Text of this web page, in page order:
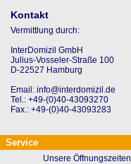
Kontakt
Vermittlung durch:
InterDomizil GmbH
Julius-Vosseler-Straße 100
D-22527 Hamburg
Email: info@interdomizil.de
Tel.: +49-(0)40-43093270
Fax.: +49-(0)40-43093283
Service
Unsere Öffnungszeiten